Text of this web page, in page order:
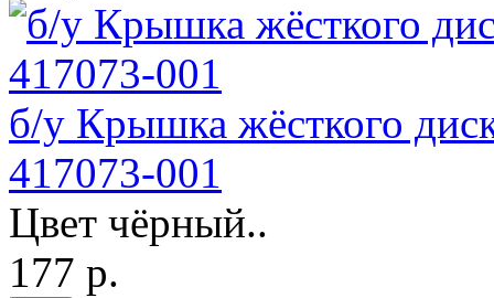
б/у Крышка жёсткого
417073-001
Цвет чёрный..
177 р.